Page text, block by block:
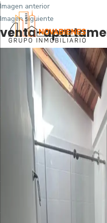
Imagen anterior
Imagen siguiente
venta-